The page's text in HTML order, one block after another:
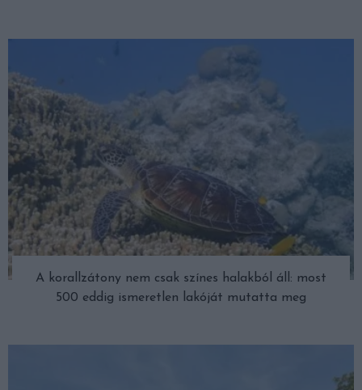
A korallzátony nem csak színes halakból áll: most
500 eddig ismeretlen lakóját mutatta meg